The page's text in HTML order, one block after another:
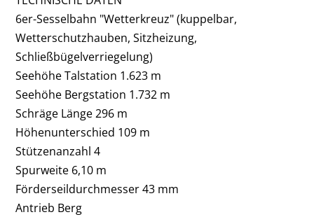
6er-Sesselbahn "Wetterkreuz"(kuppelbar,
Wetterschutzhauben, Sitzheizung,
Schließbügelverriegelung)
Seehöhe Talstation 1.623 m
Seehöhe Bergstation 1.732 m
Schräge Länge 296 m
Höhenunterschied 109 m
Stützenanzahl 4
Spurweite 6,10 m
Förderseildurchmesser 43 mm
Antrieb Berg